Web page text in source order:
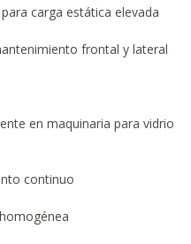
carga estática elevada
frontal y lateral
en maquinaria para vidrio
continuo